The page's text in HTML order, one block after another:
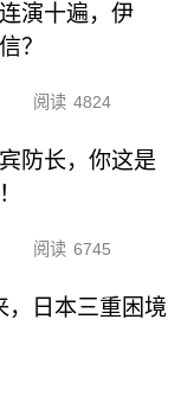
演十遍，伊
？
阅读 4824
防长，你这是
阅读 6745
，日本三重困境